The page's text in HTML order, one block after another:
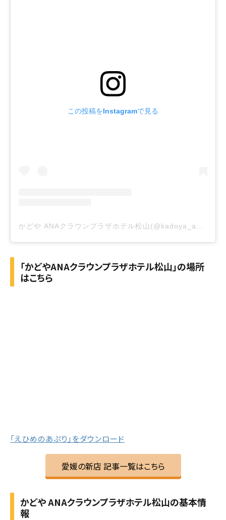
この投稿をInstagramで見る
「かどやANAクラウンプラザホテル松山」の場所
はこちら
「えひめのあぷり」をダウンロード
愛媛の新店 記事一覧はこちら
かどや ANAクラウンプラザホテル松山の基本情
報